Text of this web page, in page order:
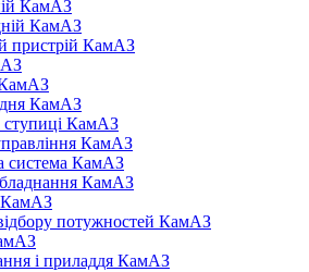
КамАЗ
КамАЗ
пристрій КамАЗ
КамАЗ
КамАЗ
ступиці КамАЗ
КамАЗ
система КамАЗ
КамАЗ
КамАЗ
потужностей КамАЗ
і приладдя КамАЗ